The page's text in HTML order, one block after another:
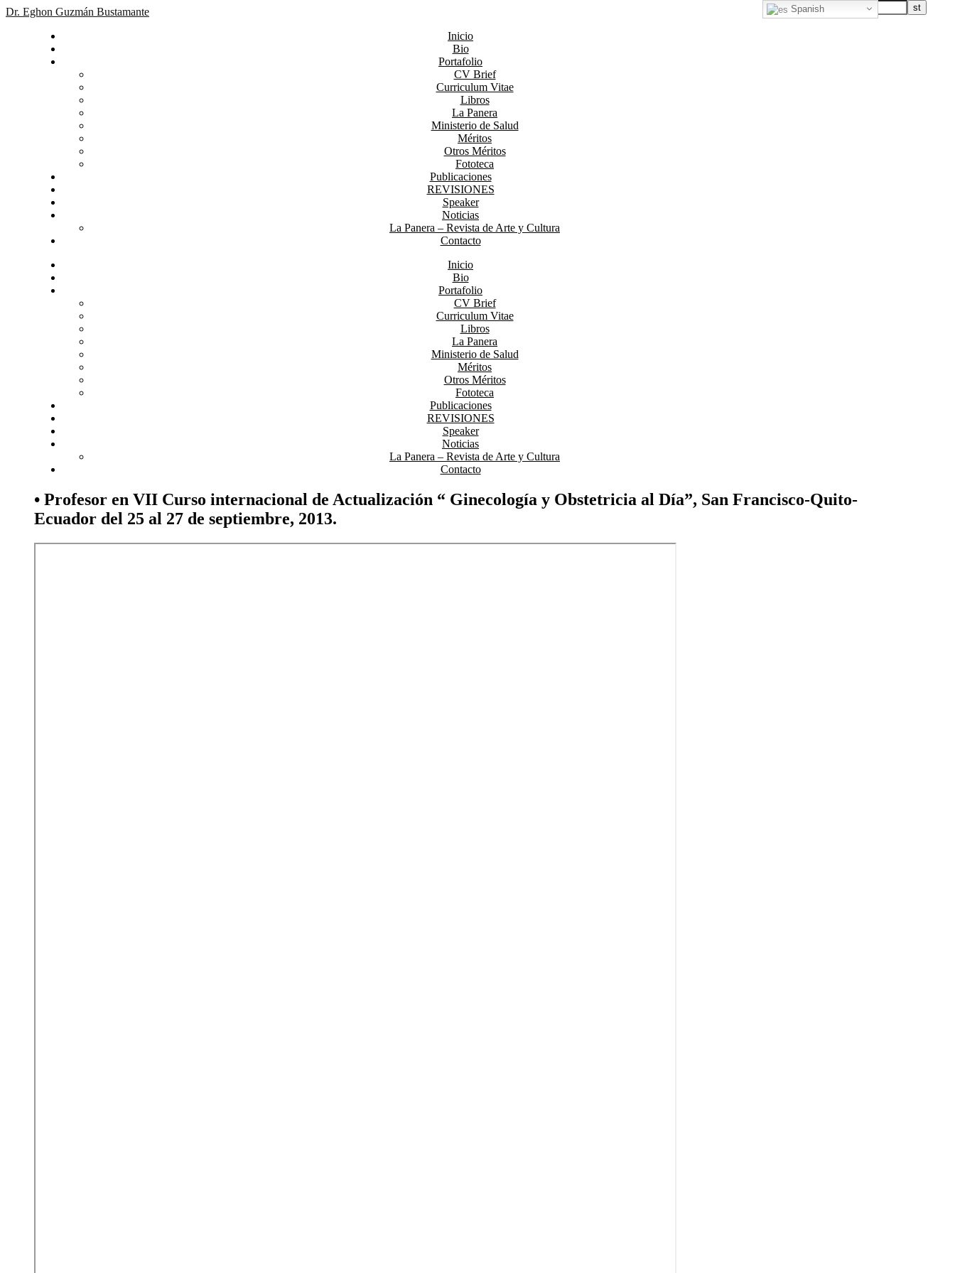
Dr. Eghon Guzmán Bustamante
Inicio
Bio
Portafolio
CV Brief
Curriculum Vitae
Libros
La Panera
Ministerio de Salud
Méritos
Otros Méritos
Fototeca
Publicaciones
REVISIONES
Speaker
Noticias
La Panera – Revista de Arte y Cultura
Contacto
Inicio
Bio
Portafolio
CV Brief
Curriculum Vitae
Libros
La Panera
Ministerio de Salud
Méritos
Otros Méritos
Fototeca
Publicaciones
REVISIONES
Speaker
Noticias
La Panera – Revista de Arte y Cultura
Contacto
• Profesor en VII Curso internacional de Actualización “ Ginecología y Obstetricia al Día”, San Francisco-Quito-
Ecuador del 25 al 27 de septiembre, 2013.
Spanish